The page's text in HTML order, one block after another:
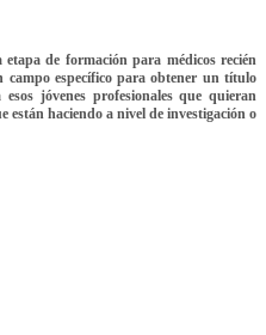
de formación para médicos recién
específico para obtener un título
jóvenes profesionales que quieran
están haciendo a nivel de investigación o